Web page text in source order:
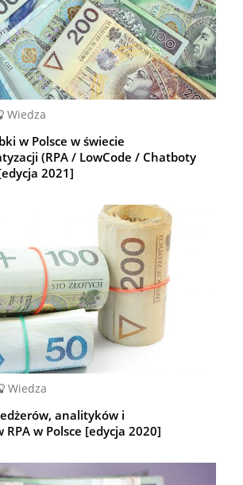
Wiedza
w Polsce w świecie
(RPA / LowCode / Chatboty
2021]
Wiedza
analityków i
w Polsce [edycja 2020]